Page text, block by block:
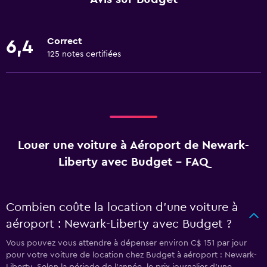
6,4 Correct
125 notes certifiées
Louer une voiture à Aéroport de Newark-
Liberty avec Budget - FAQ
Combien coûte la location d’une voiture à
aéroport : Newark-Liberty avec Budget ?
Vous pouvez vous attendre à dépenser environ C$ 151 par jour
pour votre voiture de location chez Budget à aéroport : Newark-